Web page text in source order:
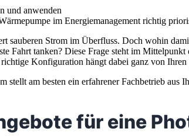
im Energiemanagement richtig
sauberen Strom im Überfluss. Doch wohin
Fahrt tanken? Diese Frage steht im
Konfiguration hängt dabei ganz von Ihren
stellt am besten ein erfahrener Fachbetrieb
für eine